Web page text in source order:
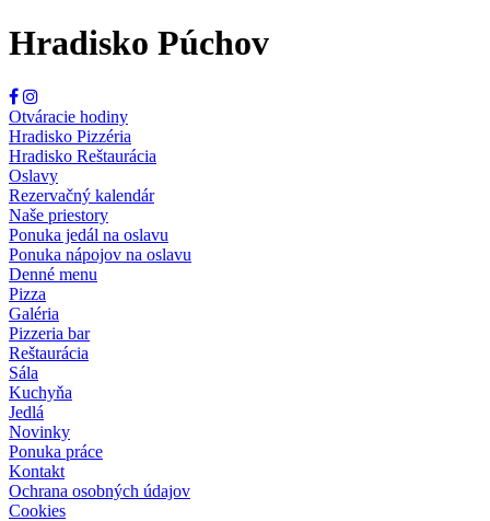
Hradisko Púchov
Otváracie hodiny
Hradisko Pizzéria
Hradisko Reštaurácia
Oslavy
Rezervačný kalendár
Naše priestory
Ponuka jedál na oslavu
Ponuka nápojov na oslavu
Denné menu
Pizza
Galéria
Pizzeria bar
Reštaurácia
Sála
Kuchyňa
Jedlá
Novinky
Ponuka práce
Kontakt
Ochrana osobných údajov
Cookies